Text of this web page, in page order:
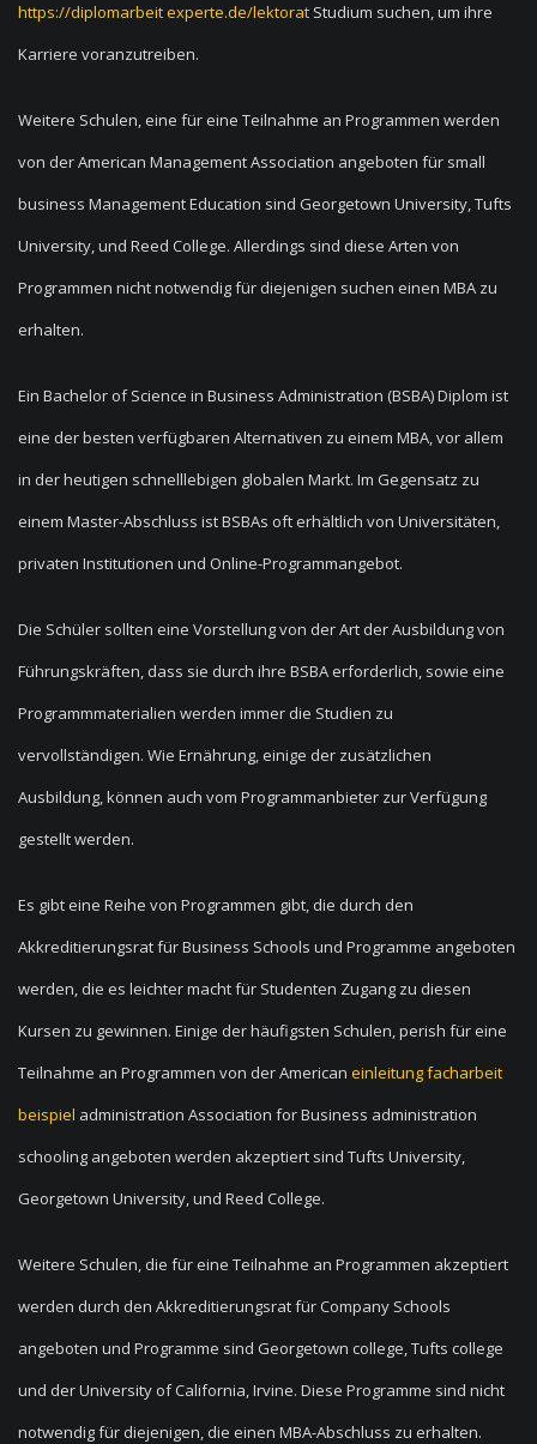
https://diplomarbeit experte.de/lektorat Studium suchen, um ihre
Karriere voranzutreiben.
Weitere Schulen, eine für eine Teilnahme an Programmen werden
von der American Management Association angeboten für small
business Management Education sind Georgetown University, Tufts
University, und Reed College. Allerdings sind diese Arten von
Programmen nicht notwendig für diejenigen suchen einen MBA zu
erhalten.
Ein Bachelor of Science in Business Administration (BSBA) Diplom ist
eine der besten verfügbaren Alternativen zu einem MBA, vor allem
in der heutigen schnelllebigen globalen Markt. Im Gegensatz zu
einem Master-Abschluss ist BSBAs oft erhältlich von Universitäten,
privaten Institutionen und Online-Programmangebot.
Die Schüler sollten eine Vorstellung von der Art der Ausbildung von
Führungskräften, dass sie durch ihre BSBA erforderlich, sowie eine
Programmmaterialien werden immer die Studien zu
vervollständigen. Wie Ernährung, einige der zusätzlichen
Ausbildung, können auch vom Programmanbieter zur Verfügung
gestellt werden.
Es gibt eine Reihe von Programmen gibt, die durch den
Akkreditierungsrat für Business Schools und Programme angeboten
werden, die es leichter macht für Studenten Zugang zu diesen
Kursen zu gewinnen. Einige der häufigsten Schulen, perish für eine
Teilnahme an Programmen von der American einleitung facharbeit
beispiel administration Association for Business administration
schooling angeboten werden akzeptiert sind Tufts University,
Georgetown University, und Reed College.
Weitere Schulen, die für eine Teilnahme an Programmen akzeptiert
werden durch den Akkreditierungsrat für Company Schools
angeboten und Programme sind Georgetown college, Tufts college
und der University of California, Irvine. Diese Programme sind nicht
notwendig für diejenigen, die einen MBA-Abschluss zu erhalten.